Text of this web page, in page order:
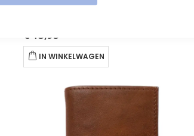
BEAR
€ 13,95
IN WINKELWAGEN